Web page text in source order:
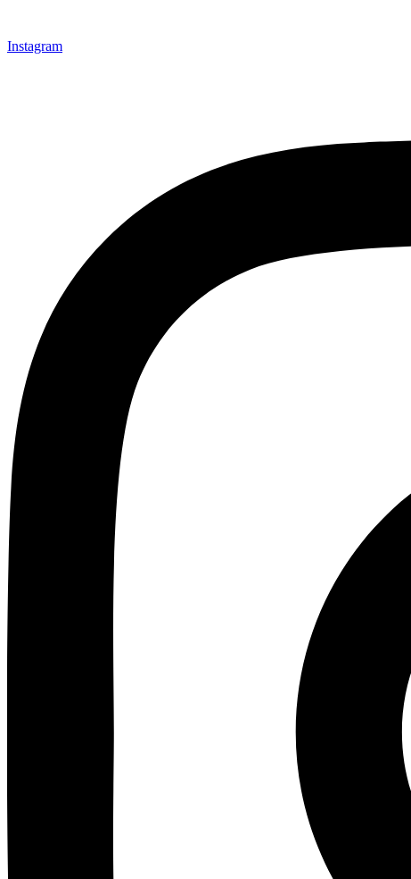
Instagram